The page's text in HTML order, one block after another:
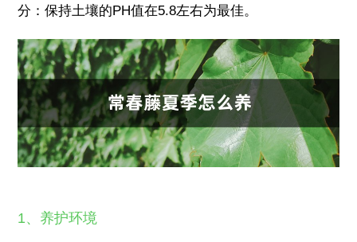
分：保持土壤的PH值在5.8左右为最佳。
1、养护环境